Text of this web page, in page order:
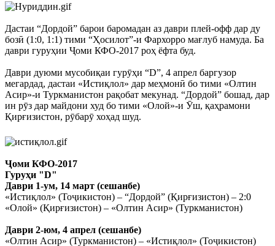
Дастаи “Дордой” барои баромадан аз даври плей-офф дар ду
бозӣ (1:0, 1:1) тими “Ҳосилот”-и Фархорро мағлуб намуда. Ба
даври гуруҳии Ҷоми КФО-2017 роҳ ёфта буд.
Даври дуюми мусобиқаи гурӯҳи “D”, 4 апрел баргузор
мегардад, дастаи «Истиқлол» дар меҳмонӣ бо тими «Олтин
Асир»-и Туркманистон рақобат мекунад. “Дордой” бошад, дар
ин рӯз дар майдони худ бо тими «Олой»-и Ӯш, қаҳрамони
Қирғизистон, рӯбарӯ хоҳад шуд.
Ҷоми КФО-2017
Гуруҳи "D"
Даври 1-ум, 14 март (сешанбе)
«Истиқлол» (Тоҷикистон) – “Дордой” (Қирғизистон) – 2:0
«Олой» (Қирғизистон) – «Олтин Асир» (Туркманистон)
Даври 2-юм, 4 апрел (сешанбе)
«Олтин Асир» (Туркманистон) – «Истиқлол» (Тоҷикистон)